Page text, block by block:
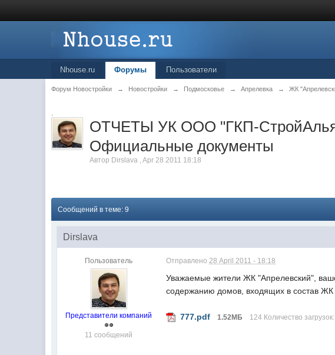
Nhouse.ru Форумы Пользователи
Форум Новостройки → Новостройки → Подмосковье → Апрелевка → ЖК
.
ОТЧЕТЫ УК ООО "ГКП-
Официальные документы
Автор Dirslava ,Apr 28 2011 18:18
Сообщений в теме: 9
Dirslava
Пользователь
Представители компаний
11 сообщений
Отправлено28 April 2011 - 18:18
Уважаемые жители ЖК "Апрелевский",
содержанию домов, входящих в состав ЖК
777.pdf 1.52МБ 124 Количество загрузок: